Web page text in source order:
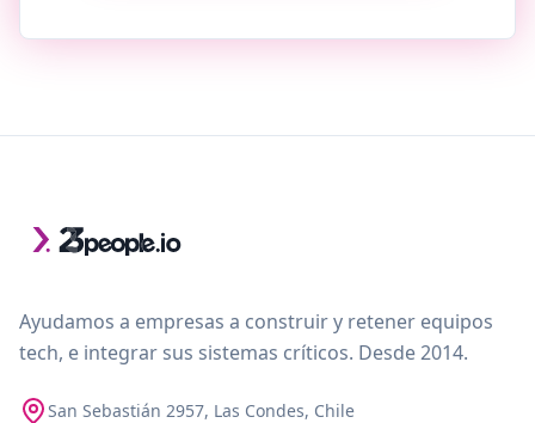
Ayudamos a empresas a construir y retener equipos
tech, e integrar sus sistemas críticos. Desde 2014.
San Sebastián 2957, Las Condes, Chile